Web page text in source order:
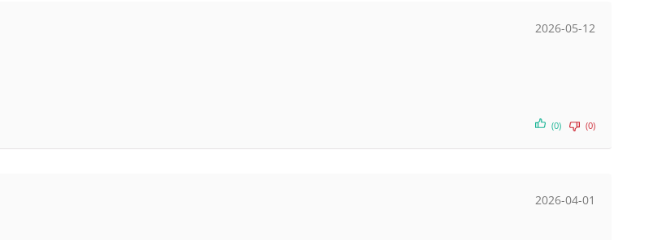
2026-05-12
(0) (0)
2026-04-01